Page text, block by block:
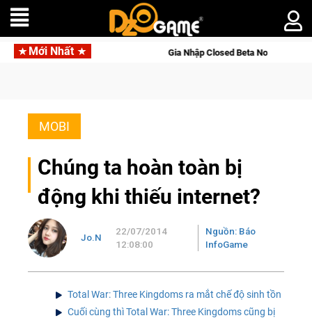
Mới Nhất
Online Gia Nhập Closed Beta Norse Saga: Cửu Giới Thức
MOBI
Chúng ta hoàn toàn bị
động khi thiếu internet?
Jo.N
22/07/2014
12:08:00
Nguồn: Báo
InfoGame
Total War: Three Kingdoms ra mắt chế độ sinh tồn
Cuối cùng thì Total War: Three Kingdoms cũng bị